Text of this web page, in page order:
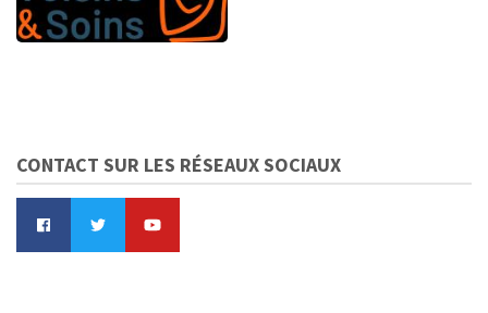
CONTACT SUR LES RÉSEAUX SOCIAUX